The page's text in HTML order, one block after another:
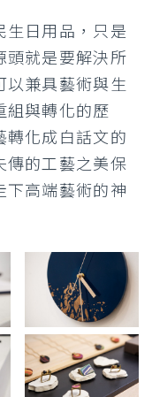
生日用品，只是
頭就是要解決所
以兼具藝術與生
組與轉化的歷
轉化成白話文的
傳的工藝之美保
下高端藝術的神